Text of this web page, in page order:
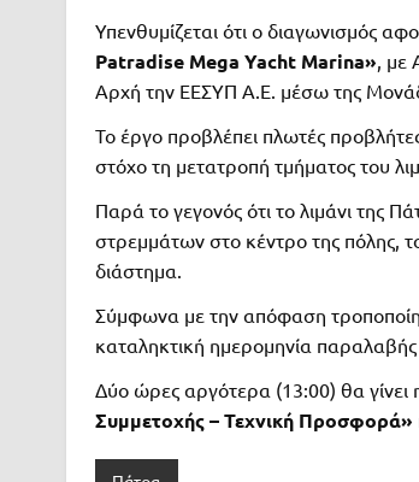
Υπενθυμίζεται ότι ο διαγωνισμός
Patradise Mega Yacht Marina», με
Αρχή την ΕΕΣΥΠ Α.Ε. μέσω της
Το έργο προβλέπει πλωτές
στόχο τη μετατροπή τμήματος του
Παρά το γεγονός ότι το λιμάνι της
στρεμμάτων στο κέντρο της πόλης,
διάστημα.
Σύμφωνα με την απόφαση
καταληκτική ημερομηνία
Δύο ώρες αργότερα (13:00) θα
Συμμετοχής – Τεχνική Προσφορά»